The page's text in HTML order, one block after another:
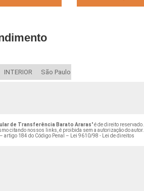
INTERIOR São Paulo
de Transferência Barato Araras" é de direito reservado.
citando nossos links, é proibida sem a autorização do autor.
artigo 184 do Código Penal –
Lei 9610/98 - Lei de direitos